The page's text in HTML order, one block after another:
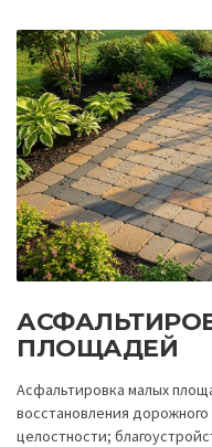
ПЛОЩАДЕЙ
Асфальтировка малых
восстановления
целостности;